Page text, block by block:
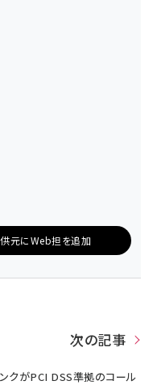
元にWeb担を追加
次の記事
クがPCI DSS準拠のコール